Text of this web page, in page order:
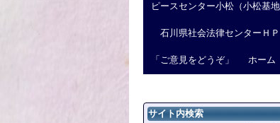
ピースセンター小松（小松基
石川県社会法律センターＨＰ
「ご意見をどうぞ」 ホーム
サイト内検索